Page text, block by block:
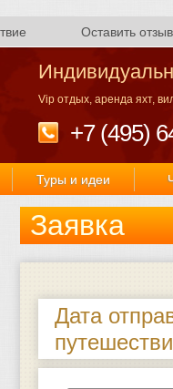
Оставить отзыв
Vip отдых, аренда яхт,
+7 (495)
Туры и идеи
Заявка
Дата